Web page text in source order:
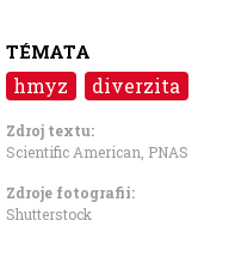
TÉMATA
hmyz diverzita
Zdroj textu:
Scientific American PNAS
Zdroje fotografii:
Shutterstock